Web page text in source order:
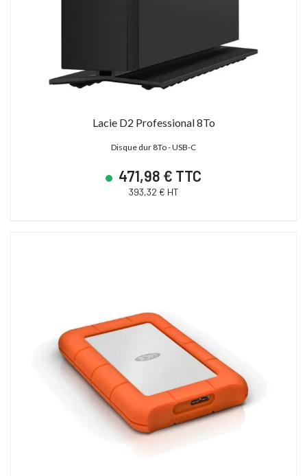
Lacie D2 Professional 8To
Disque dur 8To - USB-C
471,98 € TTC
393,32 € HT